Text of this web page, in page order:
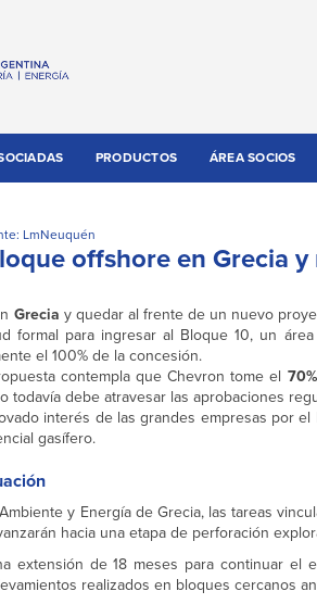
PRODUCTOS ÁREA SOCIOS
LmNeuquén
offshore en Grecia
Grecia y quedar al frente de un nuevo
formal para ingresar al Bloque 10, un
el 100% de la concesión.
contempla que Chevron tome el
todavía debe atravesar las aprobaciones
interés de las grandes empresas por
gasífero.
y Energía de Grecia, las tareas
hacia una etapa de perforación
extensión de 18 meses para continuar el
realizados en bloques cercanos